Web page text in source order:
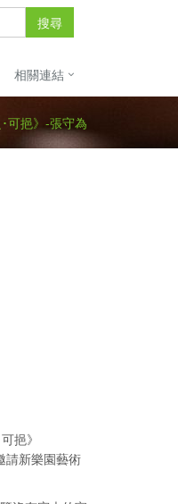
搜尋
相關連結
可挹》-張守為
挹》
請新樂園藝術